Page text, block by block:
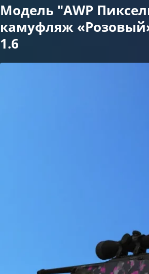
Модель "AWP
камуфляж
1.6